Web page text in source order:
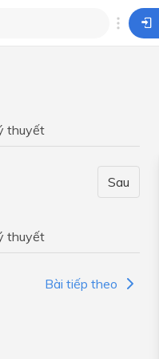
thuyết
Sau
thuyết
Bài tiếp theo